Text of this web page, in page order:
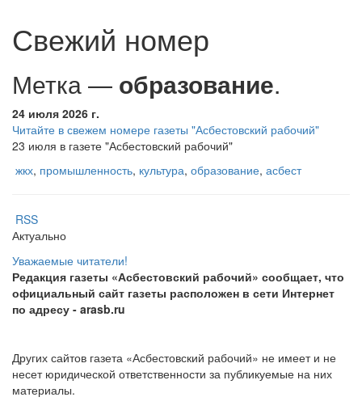
Свежий номер
Метка — образование.
24 июля 2026 г.
Читайте в свежем номере газеты "Асбестовский рабочий"
23 июля в газете "Асбестовский рабочий"
жкх, промышленность, культура, образование, асбест
RSS
Актуально
Уважаемые читатели!
Редакция газеты «Асбестовский рабочий» сообщает, что
официальный сайт газеты расположен в сети Интернет
по адресу - arasb.ru
Других сайтов газета «Асбестовский рабочий» не имеет и не
несет юридической ответственности за публикуемые на них
материалы.